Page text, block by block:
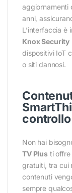
aggiornamenti
anni,
L’interfaccia è
Knox Security
dispositivi IoT
o siti dannosi.
Non hai
TV Plus ti offre
gratuiti, tra cui
contenuti
sempre